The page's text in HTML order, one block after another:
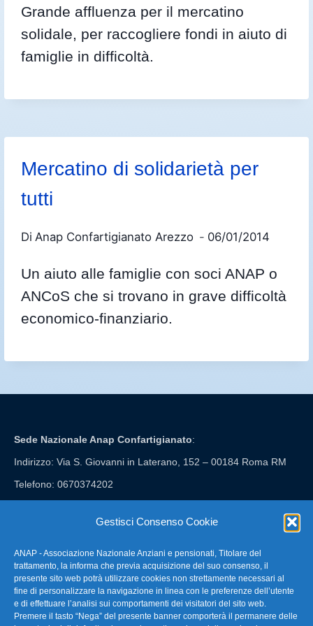
Gestisci Consenso Cookie
ANAP - Associazione Nazionale Anziani e pensionati, Titolare del
trattamento, la informa che previa acquisizione del suo consenso, il
presente sito web potrà utilizzare cookies non strettamente necessari al
fine di personalizzare la navigazione in linea con le preferenze dell’utente
e di effettuare l’analisi sui comportamenti dei visitatori del sito web.
Premere il tasto “Nega” del presente banner comporterà il permanere delle
Grande affluenza per il mercatino
solidale, per raccogliere fondi in aiuto di
famiglie in difficoltà.
Mercatino di solidarietà per
tutti
Di Anap Confartigianato Arezzo 06/01/2014
Un aiuto alle famiglie con soci ANAP o
ANCoS che si trovano in grave difficoltà
economico-finanziario.
Sede Nazionale Anap Confartigianato:
Indirizzo: Via S. Giovanni in Laterano, 152 – 00184 Roma RM
Telefono: 0670374202
FAQ – Domande Frequenti
La nostra Newsletter